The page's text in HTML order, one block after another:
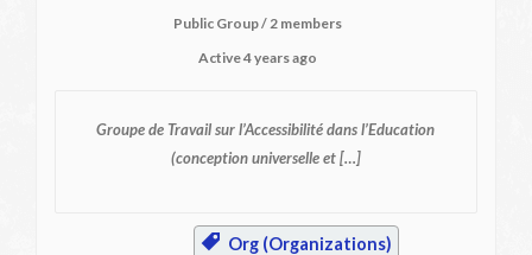
Public Group / 2 members
Active4 years ago
Groupe de Travail sur l’Accessibilité dans l’Education
(conception universelle et […]
Org (Organizations)